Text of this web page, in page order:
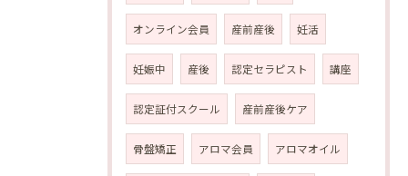
オンライン会員 産前産後 妊活
妊娠中 産後 認定セラピスト 講座
認定証付スクール 産前産後ケア
骨盤矯正 アロマ会員 アロマオイル